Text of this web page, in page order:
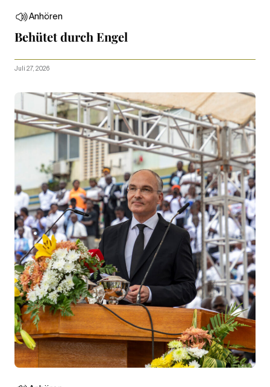
Anhören
Behütet durch Engel
Juli 27, 2026